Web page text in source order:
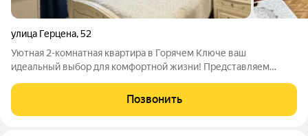
улица Герцена,52
Уютная 2-комнатная квартира в Горячем Ключе ваш
идеальный выбор для комфортной жизни! Представляем
м в микрорайоне Развилка отличное решение для большой
семьи или тех, кто ценит пространство и
Позвонить